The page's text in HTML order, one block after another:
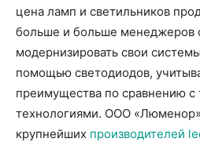
цена ламп и светильников
больше и больше менеджеров
модернизировать свои
помощью светодиодов,
преимущества по сравнению
технологиями. ООО
крупнейших производителей